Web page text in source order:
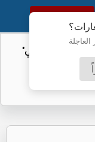
النسخة الكاملة
بأنه "عار وطني"